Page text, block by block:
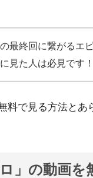
最終回に繋がるエ
見た人は必見です！
料で見る方法とあ
」の動画を